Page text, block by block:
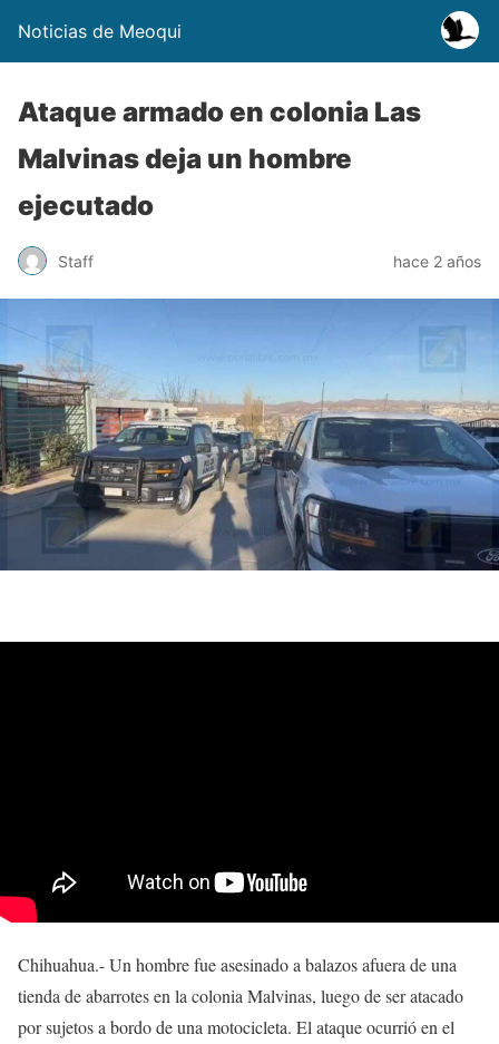
Noticias de Meoqui
Ataque armado en colonia Las
Malvinas deja un hombre
ejecutado
Staff hace 2 años
Chihuahua.- Un hombre fue asesinado a balazos afuera de una
tienda de abarrotes en la colonia Malvinas, luego de ser atacado
por sujetos a bordo de una motocicleta. El ataque ocurrió en el